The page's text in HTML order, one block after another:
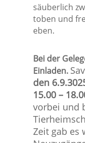
säuberlich
toben und
eben.
Bei der
Einladen.
den
15.00 –
vorbei und
Zeit gab es